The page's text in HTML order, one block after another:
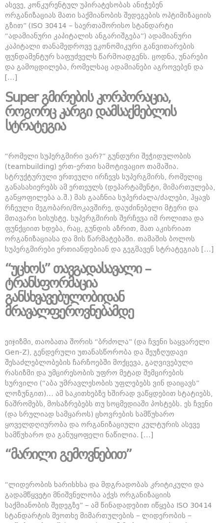
ასევე, კონკურენტულ უპირატესობას ანიჭებენ
ორგანიზაციას მათი საქმიანობის შედეგების ოპტიმიზაციის
გზით” (ISO 30414 – საერთაშორისო სტანდარტი
“ადამიანური კაპიტალის ანგარიშგება”) ადამიანური
კაპიტალი თანამედროვე ეკონომიკური განვითარების
ფუნდამენტურ საფუძველს წარმოადგენს. ცოდნა, უნარები
და გამოცდილება, რომელსაც ადამიანები აგროვებენ და
[…]
Super გმირების კორპორაცია,
როგორც კარგი დამსაქმებლის
სტრატეგია
“რომელი სუპერგმირი ვარ?” გუნდური შეჭიდულობის
(teambuilding) ერთ-ერთი სამოტივაციო თამაშია.
სტრუქტურული ერთეული ირჩევს სუპერგმირს, რომელიც
განასახიერებს ამ ერთეულს (დეპარტამენტი, მიმართულება,
განყოფილება ა.შ.) მას გააჩნია სუპერძალა/ძალები, ჰყავს
რჩეული მეგობარი/მოკავშირე, დაუძინებელი მტერი და
მთავარი სისუსტე. სუპერგმირის შერჩევა იმ როლითა და
ფუნქციით ხდება, რაც, გუნდის აზრით, მათ აკისრიათ
ორგანიზაციასა და მის წარმატებაში. თამაშის ბოლოს
სუპერგმირები ერთიანდებიან და გეგმავენ სტრატეგიას […]
“უცხოს” თავგადასავალი –
ტრანსფორმაცია
განსხვავებულობიდან
მრავალფეროვნებამდე
ეიჯიზმი, თაობათა შორის “ბრძოლა” (და ჩვენი საყვარელი
Gen-Z), გენდერული უთანასწორობა და შეუზღუდავი
შესაძლებლობების ჩარჩოებში მოქცევა, გაღვივებული
რასიზმი და უმცირესობის უფრო მეტად შემცირების
სურვილი (“აბა უმრავლესობის უფლებებს ვინ დაიცავს”
ლოზუნგით)… ამ საკითხებზე ხშირად ვაწყდებით სტატიებს,
ნაშრომებს, მოსაზრებებს თუ სოცმედიაში პოსტებს. ეს ჩვენი
(და სრულიად სამყაროს) ცხოვრების სამწუხარო
ყოველდღიურობა და ორგანიზაციული კულტურის ასევე
სამწუხარო და განუყოფელი ნაწილია. […]
“მარილი გემოვნებით”
“ლიდერობის ხარისხსა და მდგრადობას კრიტიკული და
გადამწყვეტი მნიშვნელობა აქვს ორგანიზაციის
საქმიანობის შედეგზე” − ამ წინადადებით იწყება ISO 30414
სტანდარტის მეოთხე მიმართულების − ლიდერობის −